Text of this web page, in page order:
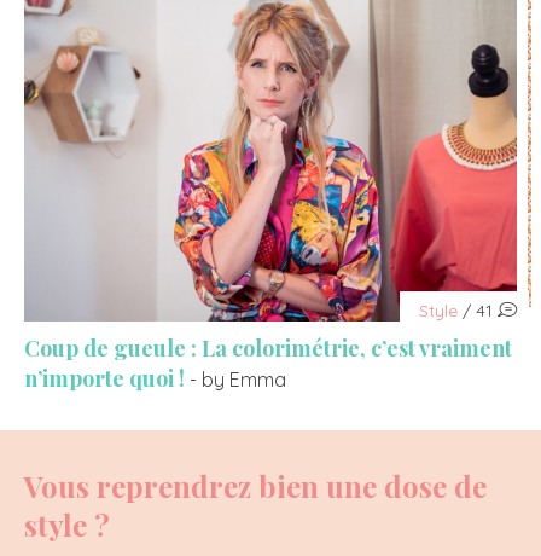
Style / 41
Coup de gueule : La colorimétrie, c’est vraiment
n’importe quoi ! - by Emma
Vous reprendrez bien une dose de
style ?